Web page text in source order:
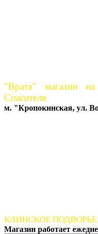
"Врата" магазин
Спасителя
м. "Кропокинская, ул.
КЛИНСКОЕ ПОДВОРЬЕ
Магазин работает